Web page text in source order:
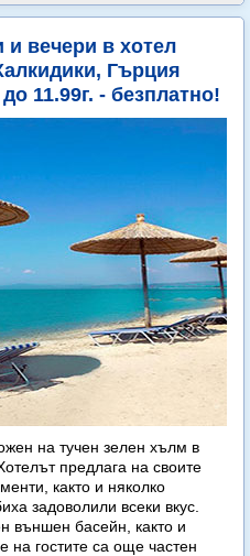
и вечери в хотел
Гърция
11.99г. - безплатно!
на тучен зелен хълм в
предлага на своите
както и няколко
задоволили всеки вкус.
външен басейн, както и
на гостите са още частен